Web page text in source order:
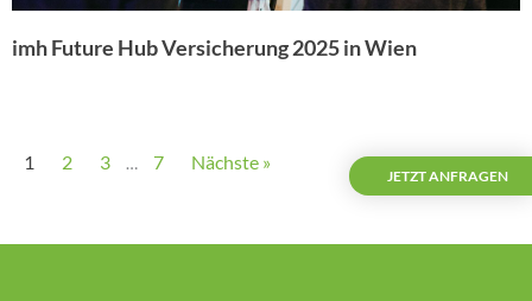
JETZT ANFRAGEN
imh Future Hub Versicherung 2025 in Wien
1 2 3 … 7 Nächste »